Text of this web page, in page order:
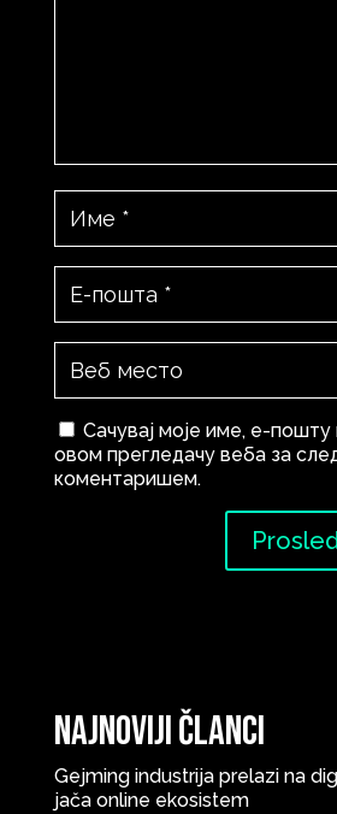
Сачувај моје име, е-
овом прегледачу веба за
коментаришем.
Najnoviji članci
Gejming industrija prelazi na
jača online ekosistem